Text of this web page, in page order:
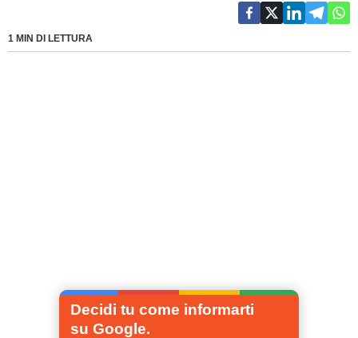
1 MIN DI LETTURA
Decidi tu come informarti
su Google.